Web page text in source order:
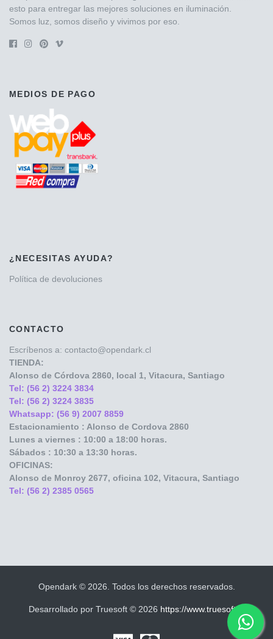
esto para entregar las mejores soluciones en iluminación.
Somos luz, somos diseño y vivimos por eso.
MEDIOS DE PAGO
¿NECESITAS AYUDA?
Política de devoluciones
CONTACTO
Escríbenos a: contacto@opendark.cl
TIENDA:
Alonso de Córdova 2860, local 1, Vitacura, Santiago
Tel: (56 2) 3224 3834
Tel: (56 2) 3224 3835
Whatsapp: (56 9) 2007 8859
Estacionamiento : Alonso de Cordova 2860
Lunes a viernes : 10:00 a 18:00 horas.
Sábados : 10:30 a 13:30 horas.
OFICINAS:
Alonso de Monroy 2677, oficina 102, Vitacura, Santiago
Tel: (56 2) 2385 0565
Opendark © 2026. Todos los derechos reservados.
Desarrollado por Truesoft © 2026 https://www.truesoft.cl